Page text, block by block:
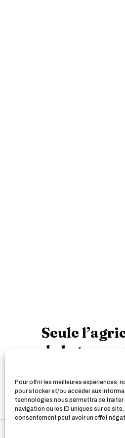
Pour offrir les meilleures expériences,
pour stocker et/ou accéder aux
technologies nous permettra de
navigation ou les ID uniques sur ce
consentement peut avoir un effet
Seule
de la terre